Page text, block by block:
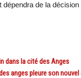
dépendra de la
dans la cité des Anges
anges pleure son nouvel